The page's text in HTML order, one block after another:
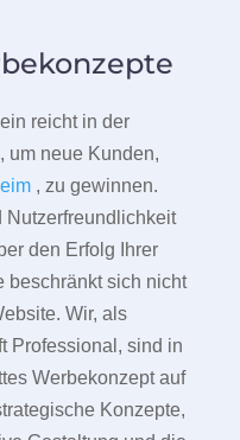
reicht in der
um neue Kunden,
, zu gewinnen.
Nutzerfreundlichkeit
den Erfolg Ihrer
beschränkt sich nicht
Wir, als
Professional, sind in
Werbekonzept auf
Konzepte,